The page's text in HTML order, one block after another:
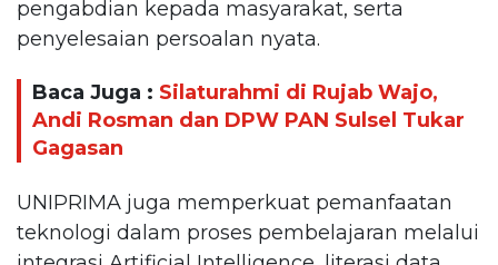
pengabdian kepada masyarakat, serta
penyelesaian persoalan nyata.
Baca Juga : Silaturahmi di Rujab Wajo,
Andi Rosman dan DPW PAN Sulsel Tukar
Gagasan
UNIPRIMA juga memperkuat pemanfaatan
teknologi dalam proses pembelajaran melalui